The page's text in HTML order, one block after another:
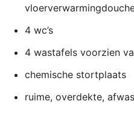
4 wc’s
4 wastafels voorzien
chemische stortplaats
ruime, overdekte,